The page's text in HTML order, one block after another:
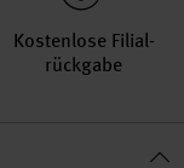
Kosten­lose Filial­
rückgabe